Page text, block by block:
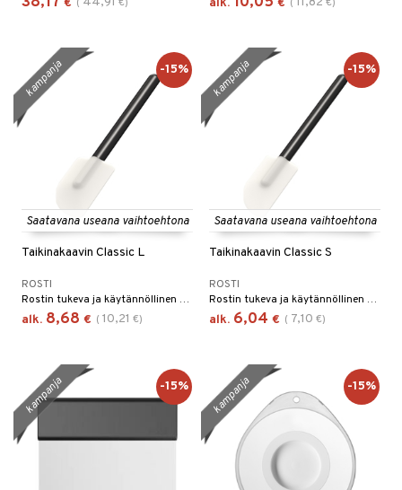
€ ( €) alk. € ( €)
Saatavana useana vaihtoehtona
Taikinakaavin Classic L
ROSTI
Rostin tukeva ja käytännöllinen taikinakaavin
alk. 8,68 € ( 10,21 €)
kampanja -15%
Saatavana useana vaihtoehtona
Taikinakaavin Classic S
ROSTI
Rostin tukeva ja käytännöllinen taikinakaavin.
alk. 6,04 € ( 7,10 €)
kampanja -15%
kampanja -15% kampanja -15%